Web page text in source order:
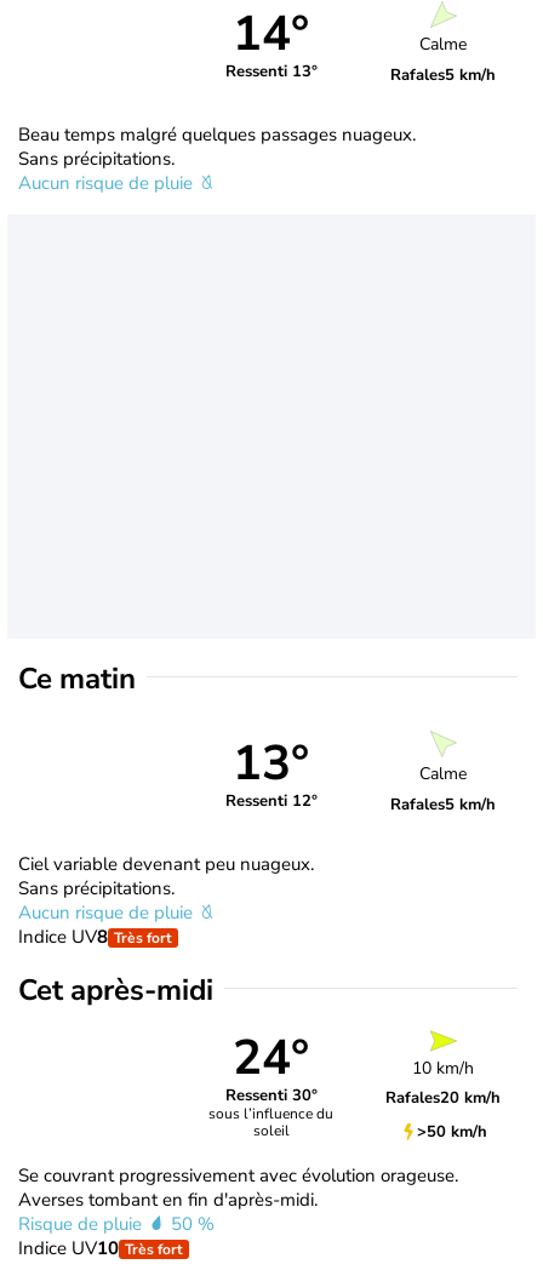
14°
Ressenti 13°
Calme
Rafales5 km/h
Beau temps malgré quelques passages nuageux.
Sans précipitations.
Aucun risque de pluie
Ce matin
13°
Ressenti 12°
Calme
Rafales5 km/h
Ciel variable devenant peu nuageux.
Sans précipitations.
Aucun risque de pluie
Indice UV8 Très fort
Cet après-midi
24°
Ressenti 30°
sous l’influence du
soleil
10 km/h
Rafales20 km/h
>50 km/h
Se couvrant progressivement avec évolution orageuse.
Averses tombant en fin d'après-midi.
Risque de pluie
50 %
Indice UV10 Très fort